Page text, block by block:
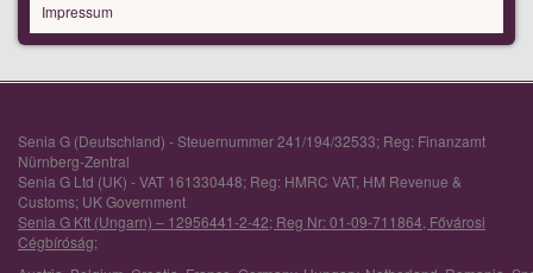
Impressum
Senia G (Deutschland) - Steuernummer 241/194/32533; Reg: Finanzamt
Nürnberg-Zentral
Senia G Ltd (UK) - VAT 161330448; Reg: HMRC VAT, HM Revenue &
Customs; UK Government
Senia G Kft (Ungarn) – 12956441-2-42; Reg Nr: 01-09-711864, Fővárosi
Cégbíróság;